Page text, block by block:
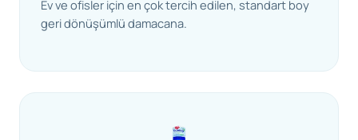
Ev ve ofisler için en çok tercih edilen, standart boy
geri dönüşümlü damacana.